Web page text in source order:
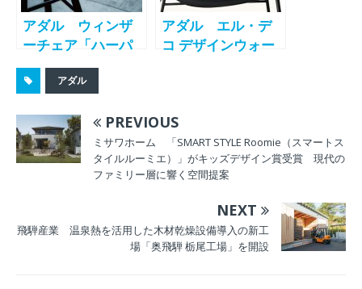
アダル ウィンザ
ーチェア「ハーパ
ー」を9月1日より
販売開始
アダル エル・デ
コ デザインウォー
」や、発売前の新
作家具9シリーズを
展示
アダル
PREVIOUS
ミサワホーム 「SMART STYLE Roomie（スマートス
タイルルーミエ）」がキッズデザイン賞受賞 現代の
ファミリー層に響く空間提案
NEXT
飛騨産業 温泉熱を活用した木材乾燥設備導入の新工
場「奥飛騨 栃尾工場」を開設